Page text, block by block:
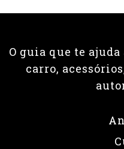
O guia que te
carro,